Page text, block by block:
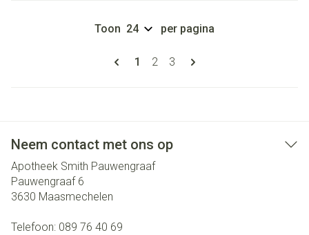
Pagina's
U lees momenteel pagina
1 Pagina
2 Pagina
3
Toon per pagina
Neem contact met ons op
Apotheek Smith Pauwengraaf
Pauwengraaf 6
3630 Maasmechelen
Telefoon: 089 76 40 69